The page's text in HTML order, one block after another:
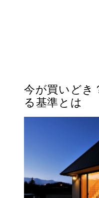
今が買いどき
る基準とは